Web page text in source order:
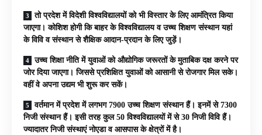
तो प्रदेश में विदेशी विश्वविद्यालयों को भी विस्तार के लिए आमंत्रित किया
जाएगा। कोशिश होगी कि बाहर के विश्वविद्यालय व उच्च शिक्षण संस्थान यहां
के विवि व संस्थान से शैक्षिक आदान-प्रदान के लिए जुड़ें।
उच्च शिक्षा नीति में युवाओं को औद्योगिक जरूरतों के मुताबिक दक्ष करने पर
जोर दिया जाएगा। जिससे प्रशिक्षित युवाओं को आसानी से रोजगार मिल सके।
वहीं वे अपना उद्यम भी शुरू कर सकें।
वर्तमान में प्रदेश में लगभग 7900 उच्च शिक्षण संस्थान हैं। इनमें से 7300
निजी संस्थान हैं। इसी तरह कुल 50 विश्वविद्यालयों में से 30 निजी विवि हैं।
ज्यादातर निजी संस्थाएं नोएडा व आसपास के क्षेत्रों में है।